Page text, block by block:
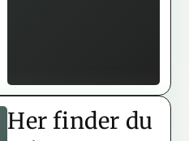
Her finder du